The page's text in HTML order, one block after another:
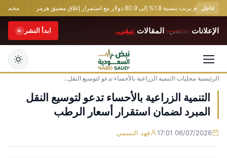
عاجل
بنسبة 1.8% إلى 80.9 دولار مع استمرار إغلاق مضيق هرمز محمد
الإعلانات تختفي. المقالات تبقى. ابدأ النشر
التجاوز
إلى
المحتوى
الرئيسية›محليات›التنمية الزراعية بالأحساء تدعو لتوسيع النقل...
التنمية الزراعية بالأحساء تدعو لتوسيع النقل
المبرد لضمان استقرار أسعار الرطب
06/07/2026 17:01 فهد التميمي